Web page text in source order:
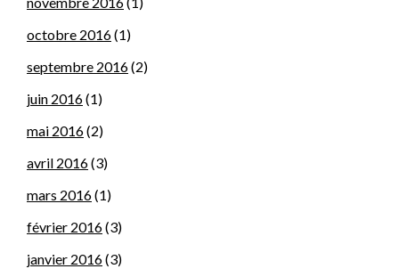
octobre 2016(1)
septembre 2016(2)
juin 2016(1)
mai 2016(2)
avril 2016(3)
mars 2016(1)
février 2016(3)
janvier 2016(3)